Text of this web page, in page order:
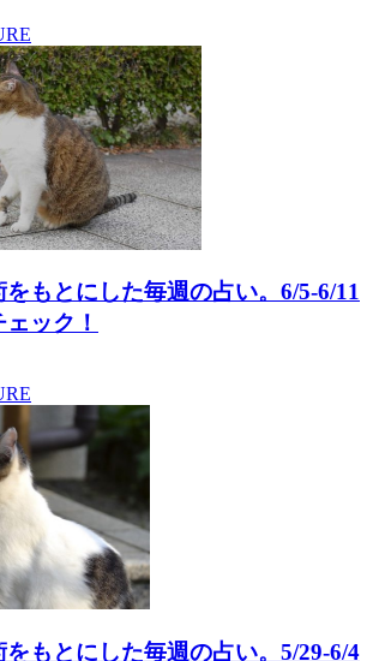
もとにした毎週の占い。6/5-6/11
ック！
もとにした毎週の占い。5/29-6/4